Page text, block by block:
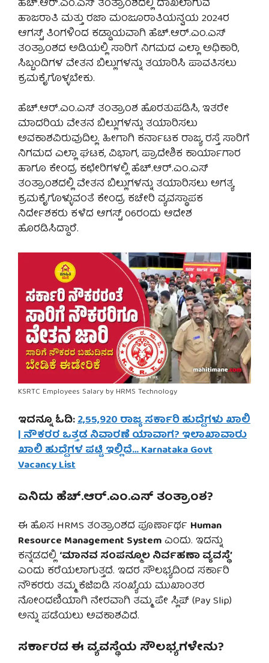
ಹೆಚ್.ಆರ್.ಎಂ.ಎಸ್ ತಂತ್ರಾಂಶದಲ್ಲಿ ದಾಖಲಾಗುವ
ಹಾಜರಾತಿ ಮತ್ತು ರಜಾ ಮಂಜೂರಾತಿಯನ್ವಯ 2024ರ
ಆಗಸ್ಟ್ ತಿಂಗಳಿ೦ದ ಕಡ್ಡಾಯವಾಗಿ ಹೆಚ್.ಆರ್.ಎಂ.ಎಸ್
ತಂತ್ರಾಂಶದ ಅಡಿಯಲ್ಲಿ ಸಾರಿಗೆ ನಿಗಮದ ಎಲ್ಲಾ ಅಧಿಕಾರಿ,
ಸಿಬ್ಬಂದಿಗಳ ವೇತನ ಬಿಲ್ಲುಗಳನ್ನು ತಯಾರಿಸಿ ಪಾವತಿಸಲು
ಕ್ರಮಕೈಗೊಳ್ಳಬೇಕು.
ಹೆಚ್.ಆರ್.ಎಂ.ಎಸ್ ತಂತ್ರಾಂಶ ಹೊರತುಪಡಿಸಿ, ಇತರೇ
ಮಾದರಿಯ ವೇತನ ಬಿಲ್ಲುಗಳನ್ನು ತಯಾರಿಸಲು
ಅವಕಾಶವಿರುವುದಿಲ್ಲ. ಹೀಗಾಗಿ ಕರ್ನಾಟಕ ರಾಜ್ಯ ರಸ್ತೆ ಸಾರಿಗೆ
ನಿಗಮದ ಎಲ್ಲಾ ಘಟಕ, ವಿಭಾಗ, ಪ್ರಾದೇಶಿಕ ಕಾರ್ಯಾಗಾರ
ಹಾಗೂ ಕೇಂದ್ರ ಕಛೇರಿಗಳಲ್ಲಿ ಹೆಚ್.ಆರ್.ಎಂ.ಎಸ್
ತಂತ್ರಾಂಶದಲ್ಲಿ ವೇತನ ಬಿಲ್ಲುಗಳನ್ನು ತಯಾರಿಸಲು ಅಗತ್ಯ
ಕ್ರಮಕೈಗೊಳ್ಳುವಂತೆ ಕೇಂದ್ರ ಕಚೇರಿ ವ್ಯವಸ್ಥಾಪಕ
ನಿರ್ದೇಶಕರು ಕಳೆದ ಆಗಸ್ಟ್ 06ರಂದು ಆದೇಶ
ಹೊರಡಿಸಿದ್ದಾರೆ.
KSRTC Employees Salary by HRMS Technology
ಇದನ್ನೂ ಓದಿ:2,55,920 ರಾಜ್ಯ ಸರ್ಕಾರಿ ಹುದ್ದೆಗಳು ಖಾಲಿ
| ನೌಕರರ ಒತ್ತಡ ನಿವಾರಣೆ ಯಾವಾಗ? ಇಲಾಖಾವಾರು
ಖಾಲಿ ಹುದ್ದೆಗಳ ಪಟ್ಟಿ ಇಲ್ಲಿದೆ… Karnataka Govt
Vacancy List
ಏನಿದು ಹೆಚ್.ಆರ್.ಎಂ.ಎಸ್ ತಂತ್ರಾಂಶ?
ಈ ಹೊಸ HRMS ತಂತ್ರಾಂಶದ ಪೂರ್ಣಾರ್ಥ Human
Resource Management Systemಎಂದು. ಇದನ್ನು
ಕನ್ನಡದಲ್ಲಿ‘ಮಾನವ ಸಂಪನ್ಮೂಲ ನಿರ್ವಹಣಾ ವ್ಯವಸ್ಥೆ’
ಎಂದು ಕರೆಯಲಾಗುತ್ತದೆ. ಇದರ ಸೌಲಭ್ಯದಿಂದ ಸರ್ಕಾರಿ
ನೌಕರರು ತಮ್ಮ ಕೆಜಿಐಡಿ ಸಂಖ್ಯೆಯ ಮುಖಾಂತರ
ನೋಂದಣಿಯಾಗಿ ನೇರವಾಗಿ ತಮ್ಮ ಪೇ ಸ್ಲಿಪ್ (Pay Slip)
ಅನ್ನು ಪಡೆಯಲು ಅವಕಾಶವಿದೆ.
ಸರ್ಕಾರದ ಈ ವ್ಯವಸ್ಥೆಯ ಸೌಲಭ್ಯಗಳೇನು?